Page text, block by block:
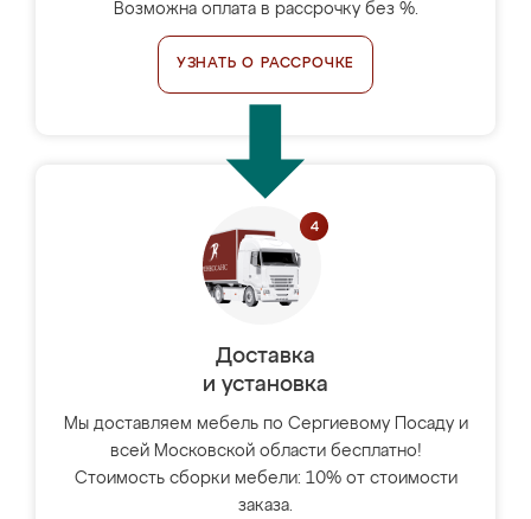
Возможна оплата в рассрочку без %.
УЗНАТЬ О РАССРОЧКЕ
Доставка
и установка
Мы доставляем мебель по Сергиевому Посаду и
всей Московской области бесплатно!
Стоимость сборки мебели: 10% от стоимости
заказа.